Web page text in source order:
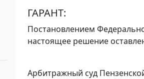
ГАРАНТ:
Постановлением
настоящее решение
Арбитражный суд